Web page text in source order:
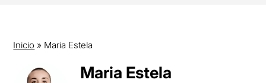
Inicio » Maria Estela
Maria Estela